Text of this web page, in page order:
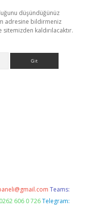
düşündüğünüz
adresine bildirmeniz
kaldırılacaktır.
Teams:
606 0 726 Telegram: